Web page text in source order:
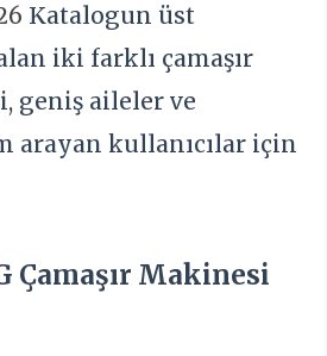
Katalogun üst
iki farklı çamaşır
geniş aileler ve
arayan kullanıcılar için
Çamaşır Makinesi